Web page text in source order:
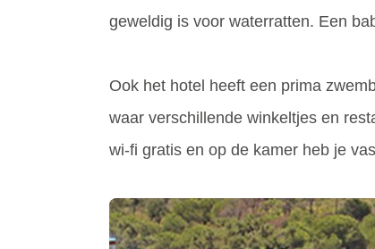
geweldig is voor waterratten. Een
Ook het hotel heeft een prima
waar verschillende winkeltjes en
wi-fi gratis en op de kamer heb je